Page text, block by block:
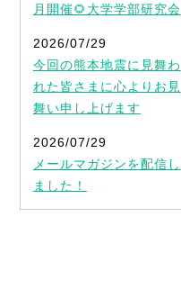
月開催🌻大学学部研究会
2026/07/29
今回の熊本地震に見舞わ
れた皆さまに心よりお見
舞い申し上げます
2026/07/29
メールマガジンを配信し
ました！